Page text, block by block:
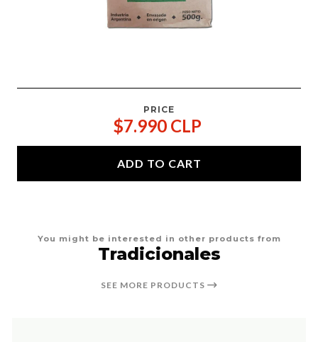
PRICE
$7.990 CLP
ADD TO CART
You might be interested in other products from
Tradicionales
SEE MORE PRODUCTS